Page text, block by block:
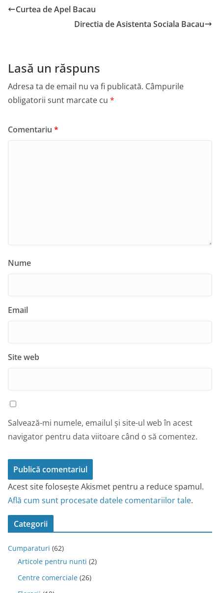
Curtea de Apel Bacau
Directia de Asistenta Sociala Bacau
Lasă un răspuns
Adresa ta de email nu va fi publicată. Câmpurile
obligatorii sunt marcate cu *
Comentariu *
Nume
Email
Site web
Salvează-mi numele, emailul și site-ul web în acest
navigator pentru data viitoare când o să comentez.
Acest site folosește Akismet pentru a reduce spamul.
Află cum sunt procesate datele comentariilor tale.
Categorii
Cumparaturi (62)
Articole pentru nunti (2)
Centre comerciale (26)